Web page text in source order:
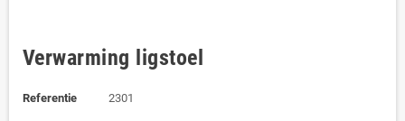
Verwarming ligstoel
Referentie 2301